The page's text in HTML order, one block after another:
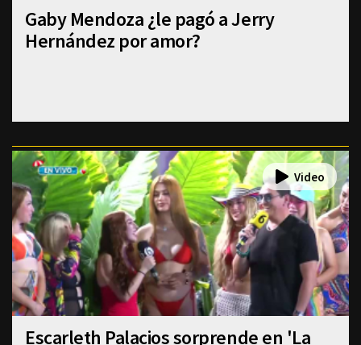
Gaby Mendoza ¿le pagó a Jerry
Hernández por amor?
Escarleth Palacios sorprende en 'La